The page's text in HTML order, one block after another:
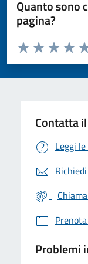
Quanto sono
pagina?
Valuta da 1 a 5 stelle
Valuta 3
Valuta 2
Valuta 1 stelle su
Contatta
Leggi
Problemi